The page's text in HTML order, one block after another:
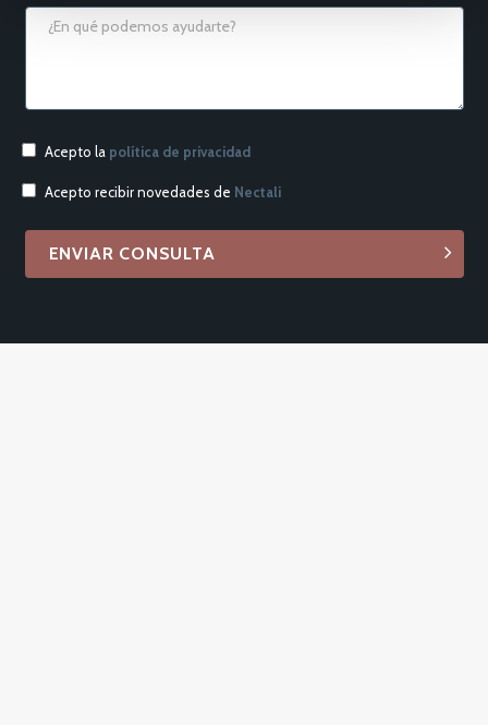
Acepto la política de privacidad
Acepto recibir novedades de Nectali